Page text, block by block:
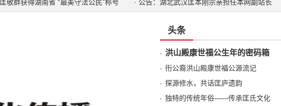
匡敬群获得湖南省 “最美守法公民”称号 · 公告：湖北武汉匡本刚宗亲担任本网副站长
头条
洪山殿康世福公生年的密码箱
衎公裔洪山殿康世福公源流记
探源修水，共话匡庐遗韵
独特的传统年俗——传承匡氏文化